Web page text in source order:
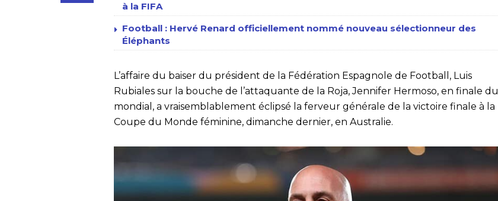
à la FIFA
Football : Hervé Renard officiellement nommé nouveau sélectionneur des
Éléphants
L’affaire du baiser du président de la Fédération Espagnole de Football, Luis
Rubiales sur la bouche de l’attaquante de la Roja, Jennifer Hermoso, en finale du
mondial, a vraisemblablement éclipsé la ferveur générale de la victoire finale à la
Coupe du Monde féminine, dimanche dernier, en Australie.